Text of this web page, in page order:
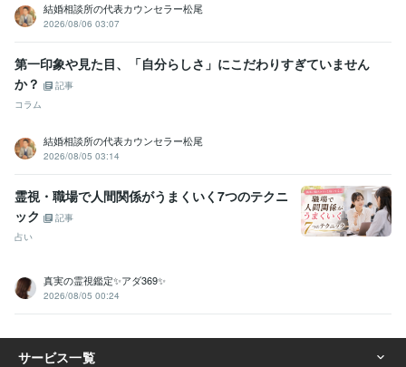
結婚相談所の代表カウンセラー松尾
2026/08/06 03:07
第一印象や見た目、「自分らしさ」にこだわりすぎていません
か？
記事
コラム
結婚相談所の代表カウンセラー松尾
2026/08/05 03:14
霊視・職場で人間関係がうまくいく7つのテクニ
ック
記事
占い
真実の霊視鑑定✨アダ369✨
2026/08/05 00:24